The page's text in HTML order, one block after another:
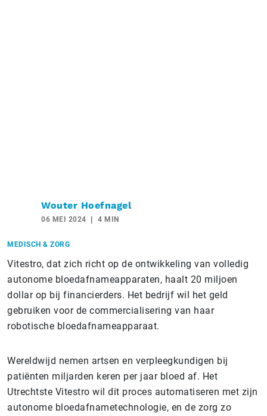
Wouter Hoefnagel
06 MEI 2024 4 MIN
MEDISCH & ZORG
Vitestro, dat zich richt op de ontwikkeling van volledig
autonome bloedafnameapparaten, haalt 20 miljoen
dollar op bij financierders. Het bedrijf wil het geld
gebruiken voor de commercialisering van haar
robotische bloedafnameapparaat.
Wereldwijd nemen artsen en verpleegkundigen bij
patiënten miljarden keren per jaar bloed af. Het
Utrechtste Vitestro wil dit proces automatiseren met zijn
autonome bloedafnametechnologie, en de zorg zo